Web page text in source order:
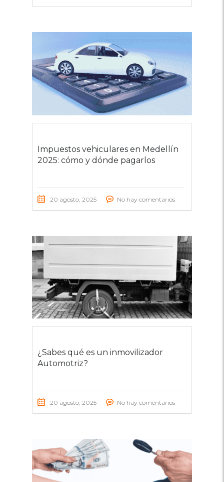
Impuestos vehiculares en Medellín
2025: cómo y dónde pagarlos
20 agosto, 2025 No hay comentarios
¿Sabes qué es un inmovilizador
Automotriz?
20 agosto, 2025 No hay comentarios